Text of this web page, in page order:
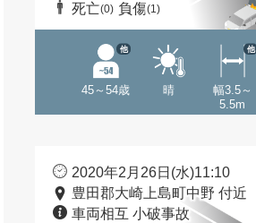
死亡(0) 負傷(1)
45～54歳
他
晴
幅3.5～
5.5m
他
2020年2月26日(水)11:10
豊田郡大崎上島町中野 付近
車両相互 小破事故